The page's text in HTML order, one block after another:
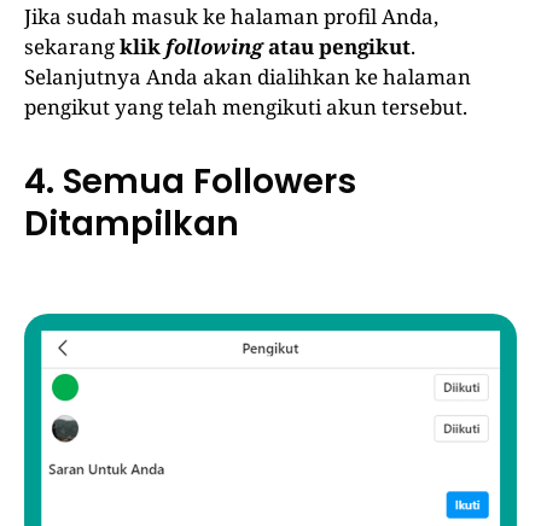
Jika sudah masuk ke halaman profil Anda,
sekarangklikfollowingatau pengikut.
Selanjutnya Anda akan dialihkan ke halaman
pengikut yang telah mengikuti akun tersebut.
4. Semua Followers
Ditampilkan